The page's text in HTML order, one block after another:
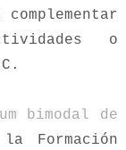
o
bimodal de
Formación